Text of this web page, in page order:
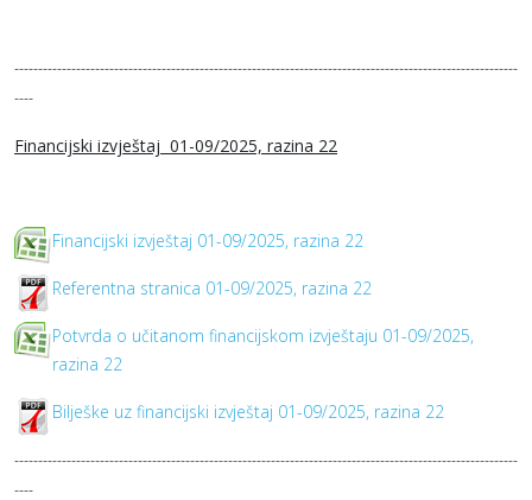
----------------------------------------------------------------------------------------------------------
----
Financijski izvještaj 01-09/2025, razina 22
Financijski izvještaj 01-09/2025, razina 22
Referentna stranica 01-09/2025, razina 22
Potvrda o učitanom financijskom izvještaju 01-09/2025,
razina 22
Bilješke uz financijski izvještaj 01-09/2025, razina 22
----------------------------------------------------------------------------------------------------------
----